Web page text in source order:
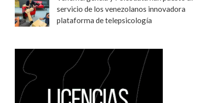
servicio de los venezolanos innovadora
plataforma de telepsicología